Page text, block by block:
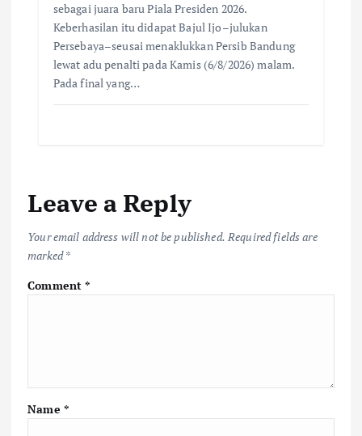
sebagai juara baru Piala Presiden 2026.
Keberhasilan itu didapat Bajul Ijo–julukan
Persebaya–seusai menaklukkan Persib Bandung
lewat adu penalti pada Kamis (6/8/2026) malam.
Pada final yang…
Leave a Reply
Your email address will not be published. Required fields are
marked*
Comment*
Name *